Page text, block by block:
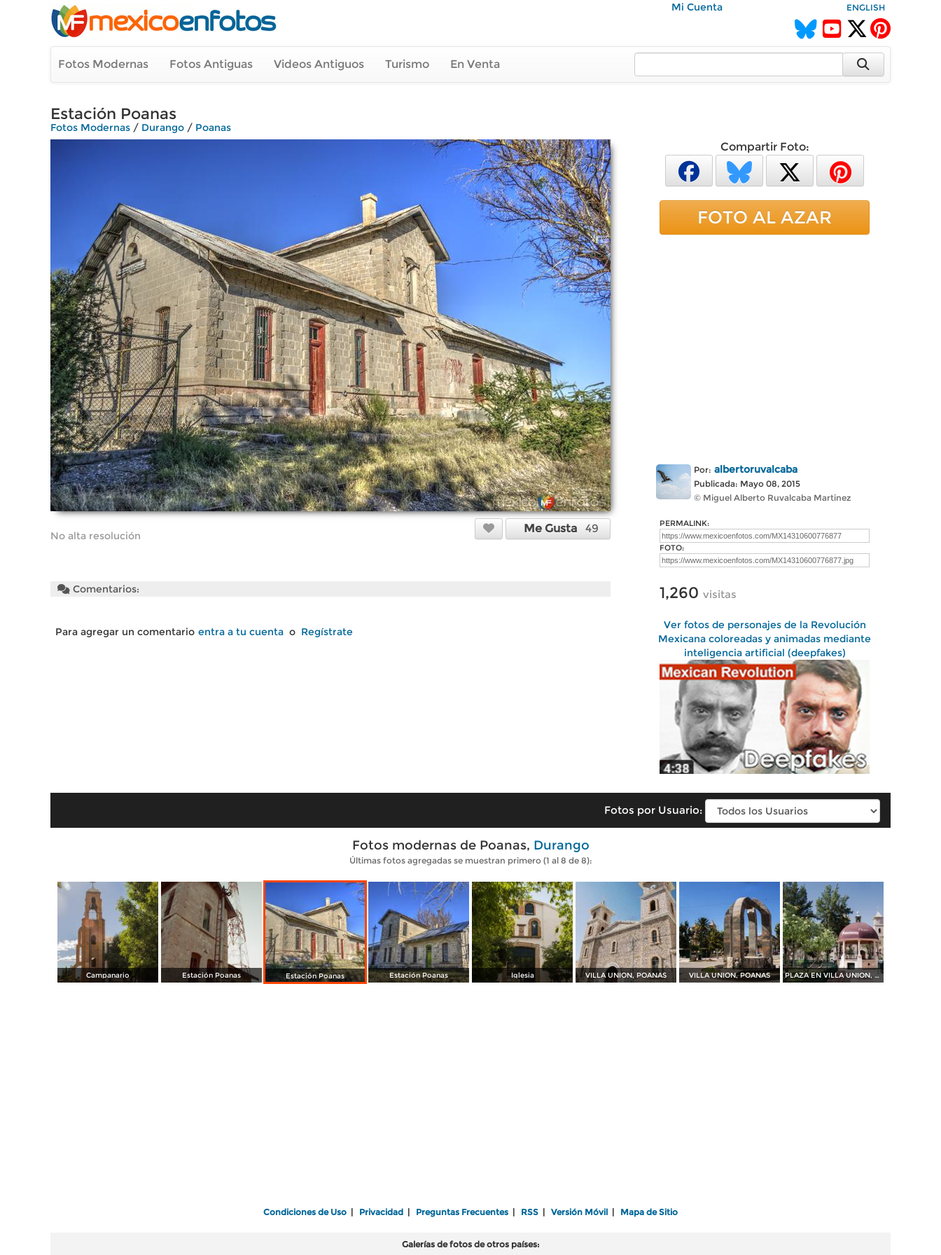
Mi Cuenta ENGLISH
Fotos Modernas Fotos Antiguas Videos Antiguos Turismo En Venta
Estación Poanas
Fotos Modernas / Durango / Poanas
No alta resolución
Me Gusta 49
Comentarios:
Para agregar un comentario entra a tu cuenta o Regístrate
Compartir Foto:
FOTO AL AZAR
Por: albertoruvalcaba
Publicada: Mayo 08, 2015
© Miguel Alberto Ruvalcaba Martinez
PERMALINK:
FOTO:
1,260 visitas
Ver fotos de personajes de la Revolución
Mexicana coloreadas y animadas mediante
inteligencia artificial (deepfakes)
Fotos por Usuario:
Fotos modernas de Poanas, Durango
Últimas fotos agregadas se muestran primero (1 al 8 de 8):
Campanario Estación Poanas Estación Poanas Estación Poanas Iglesia VILLA UNION, POANAS VILLA UNION, POANAS PLAZA EN VILLA UNION, POANAS
Condiciones de Uso Privacidad Preguntas Frecuentes RSS Versión Móvil Mapa de Sitio
Galerías de fotos de otros países: